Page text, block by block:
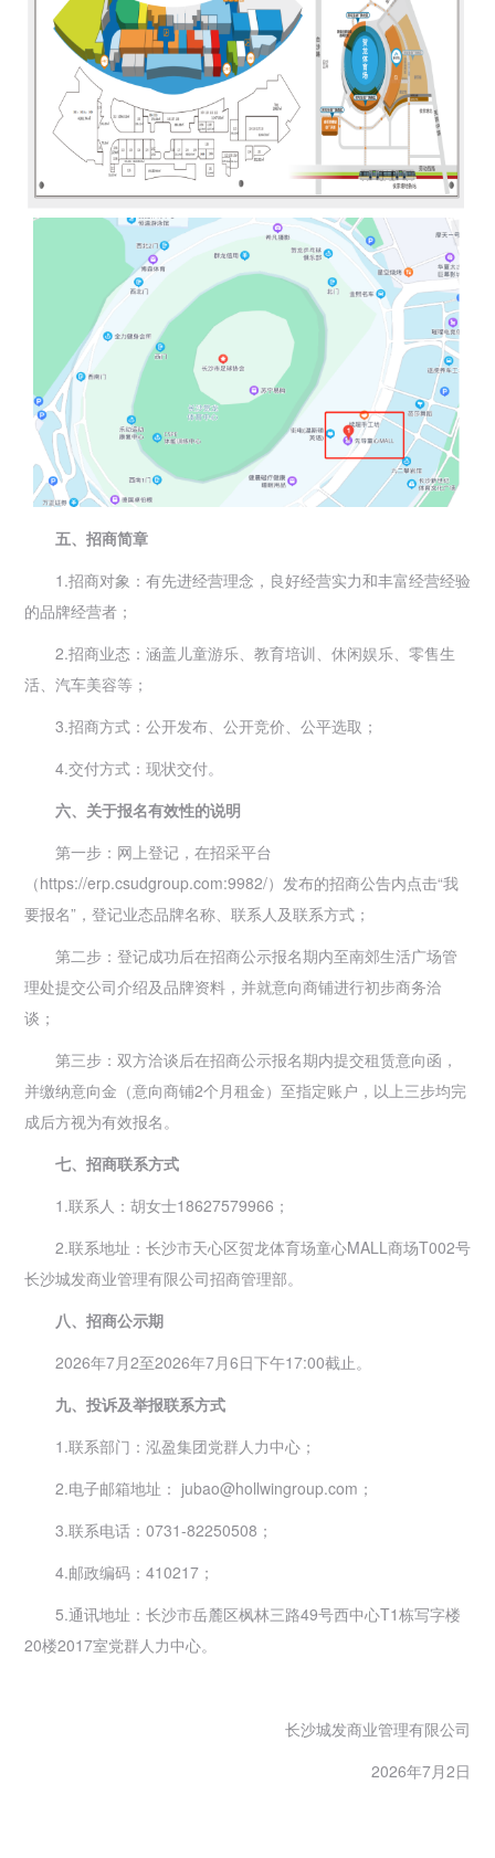
五、招商简章
1.招商对象：有先进经营理念，良好经营实力和丰富经营经验
的品牌经营者；
2.招商业态：涵盖儿童游乐、教育培训、休闲娱乐、零售生
活、汽车美容等；
3.招商方式：公开发布、公开竞价、公平选取；
4.交付方式：现状交付。
六、关于报名有效性的说明
第一步：网上登记，在招采平台
（https://erp.csudgroup.com:9982/）发布的招商公告内点击“我
要报名”，登记业态品牌名称、联系人及联系方式；
第二步：登记成功后在招商公示报名期内至南郊生活广场管
理处提交公司介绍及品牌资料，并就意向商铺进行初步商务洽
谈；
第三步：双方洽谈后在招商公示报名期内提交租赁意向函，
并缴纳意向金（意向商铺2个月租金）至指定账户，以上三步均完
成后方视为有效报名。
七、招商联系方式
1.联系人：胡女士18627579966；
2.联系地址：长沙市天心区贺龙体育场童心MALL商场T002号
长沙城发商业管理有限公司招商管理部。
八、招商公示期
2026年7月2至2026年7月6日下午17:00截止。
九、投诉及举报联系方式
1.联系部门：泓盈集团党群人力中心；
2.电子邮箱地址： jubao@hollwingroup.com；
3.联系电话：0731-82250508；
4.邮政编码：410217；
5.通讯地址：长沙市岳麓区枫林三路49号西中心T1栋写字楼
20楼2017室党群人力中心。
长沙城发商业管理有限公司
2026年7月2日